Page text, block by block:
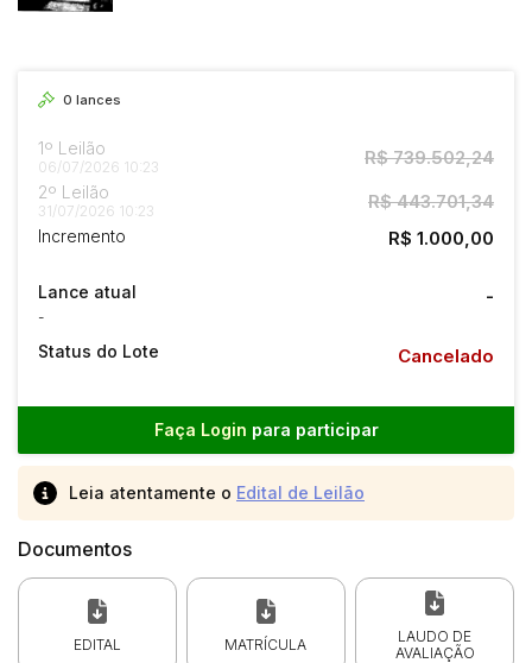
0 lances
1º Leilão
06/07/2026 10:23 R$ 739.502,24
2º Leilão
31/07/2026 10:23 R$ 443.701,34
Incremento R$ 1.000,00
Lance atual
-
-
Status do Lote Cancelado
Faça Login para participar
Leia atentamente o Edital de Leilão
Documentos
EDITAL MATRÍCULA
LAUDO DE
AVALIAÇÃO